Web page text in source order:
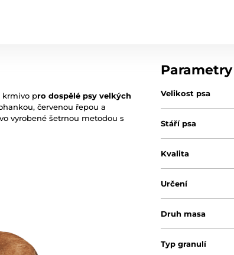
krmivo pro dospělé psy velkých
červenou řepou a
vyrobené šetrnou metodou s
Parametry
Velikost psa
Stáří psa
Kvalita
Určení
Druh masa
Typ granulí